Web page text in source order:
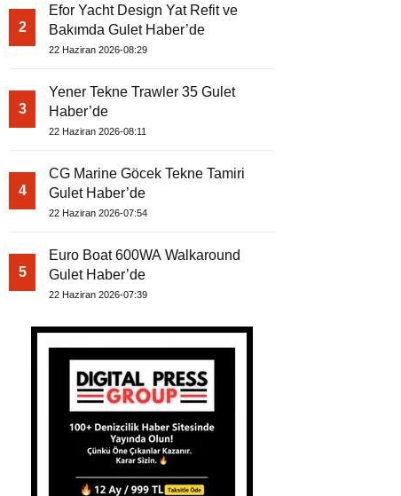
2
Efor Yacht Design Yat Refit ve
Bakımda Gulet Haber’de
22 Haziran 2026-08:29
3
Yener Tekne Trawler 35 Gulet
Haber’de
22 Haziran 2026-08:11
4
CG Marine Göcek Tekne Tamiri
Gulet Haber’de
22 Haziran 2026-07:54
5
Euro Boat 600WA Walkaround
Gulet Haber’de
22 Haziran 2026-07:39